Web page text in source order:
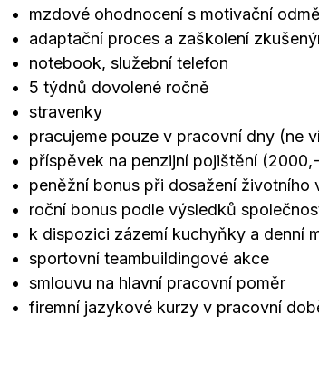
mzdové ohodnocení s motivační
adaptační proces a zaškolení
notebook, služební telefon
5 týdnů dovolené ročně
stravenky
pracujeme pouze v pracovní dny (ne
příspěvek na penzijní pojištění
peněžní bonus při dosažení životního
roční bonus podle výsledků
k dispozici zázemí kuchyňky a denní
sportovní teambuildingové akce
smlouvu na hlavní pracovní poměr
firemní jazykové kurzy v pracovní